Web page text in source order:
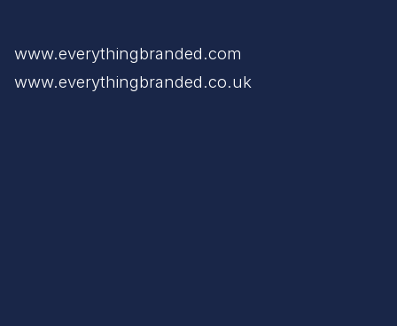
www.everythingbranded.com
www.everythingbranded.co.uk